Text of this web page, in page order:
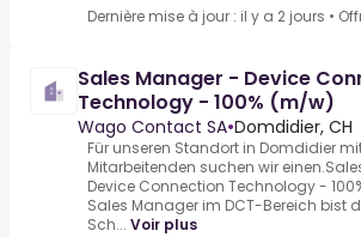
Dernière mise à jour : il y a 2 jours •
Sales Manager - Device
Technology - 100% (m/w)
Wago Contact SA•Domdidier, CH
Für unseren Standort in Domdidier
Mitarbeitenden suchen wir
Device Connection Technology -
Sales Manager im DCT-Bereich bist
Sch... Voir plus